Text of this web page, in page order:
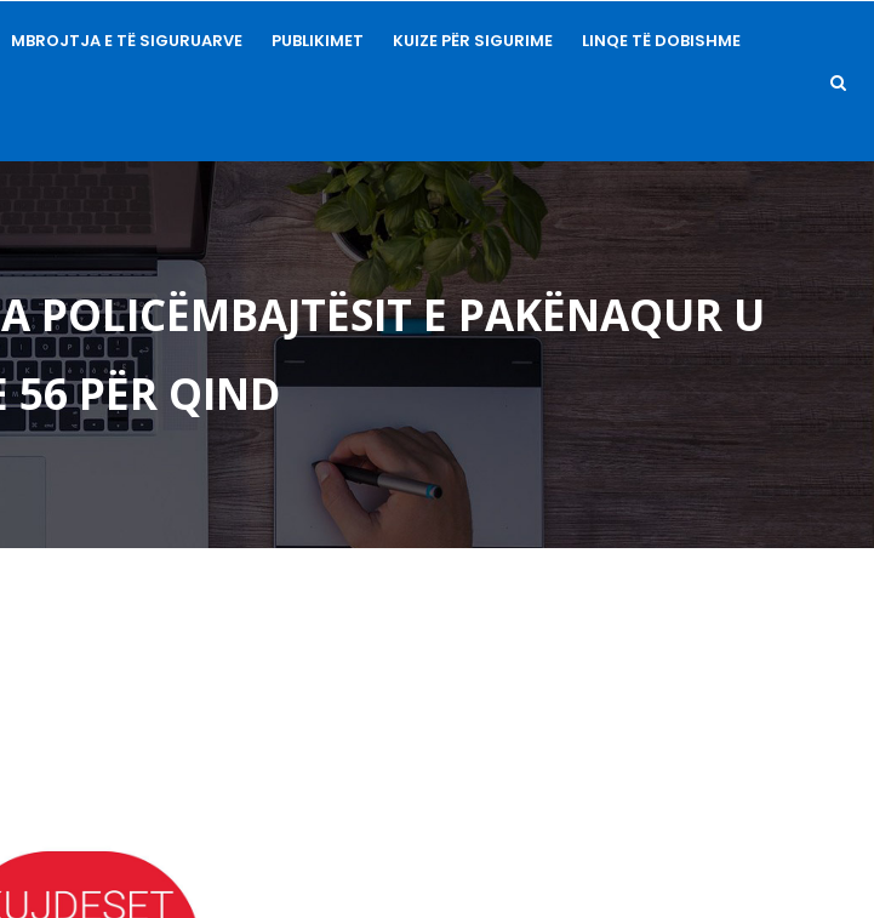
MBROJTJA E TË SIGURUARVE PUBLIKIMET KUIZE PËR SIGURIME LINQE TË DOBISHME
E PAKËNAQUR U
56 PËR QIND